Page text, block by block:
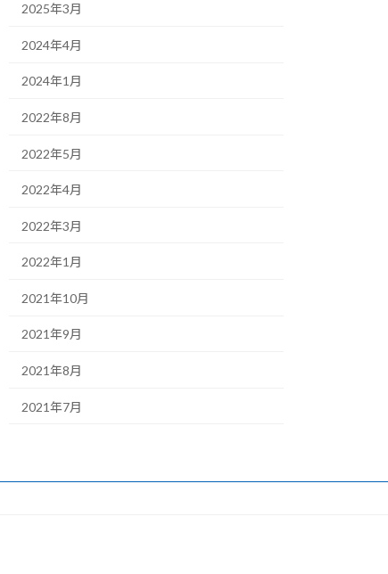
2025年3月
2024年4月
2024年1月
2022年8月
2022年5月
2022年4月
2022年3月
2022年1月
2021年10月
2021年9月
2021年8月
2021年7月